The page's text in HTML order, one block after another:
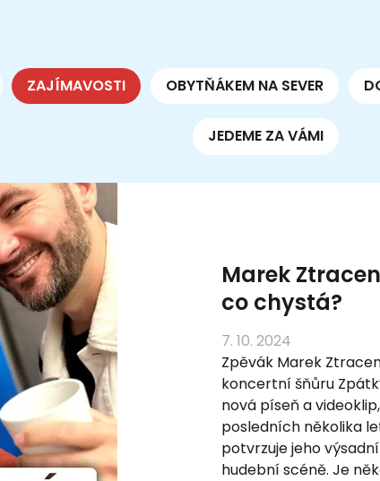
ZAJÍMAVOSTI OBYTŇÁKEM NA SEVER
JEDEME ZA VÁMI
Marek
co chystá?
7. 10. 2024
Zpěvák Marek
koncertní šňůru
nová píseň a
posledních několika
potvrzuje jeho
hudební scéně. Je